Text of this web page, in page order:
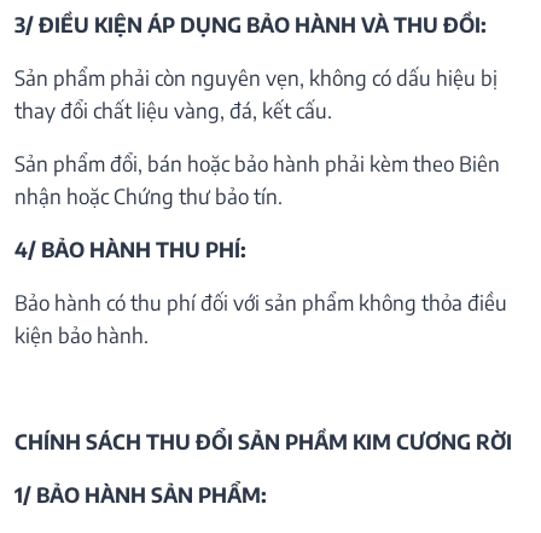
3/ ĐIỀU KIỆN ÁP DỤNG BẢO HÀNH VÀ THU ĐỒI:
Sản phẩm phải còn nguyên vẹn, không có dấu hiệu bị
thay đổi chất liệu vàng, đá, kết cấu.
Sản phẩm đổi, bán hoặc bảo hành phải kèm theo Biên
nhận hoặc Chứng thư bảo tín.
4/ BẢO HÀNH THU PHÍ:
Bảo hành có thu phí đối với sản phẩm không thỏa điều
kiện bảo hành.
CHÍNH SÁCH THU ĐỔI SẢN PHẦM KIM CƯƠNG RỜI
1/ BẢO HÀNH SẢN PHẨM: